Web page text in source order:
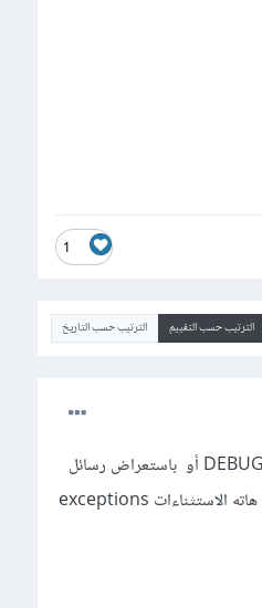
1
الترتيب حسب التقييم الترتيب حسب التاريخ
هاته ليست الطريقة الصحيحة لتشخيص المشكلة، قم أولا بتفعيل وضع التصحيح DEBUG MODE أو باستعراض رسائل
ونصوص المشاكل التي تظهر. وعموما، يكون هنالك ملف logs على الخادم يقوم بالتقاط كل هاته الاستثناءات exceptions